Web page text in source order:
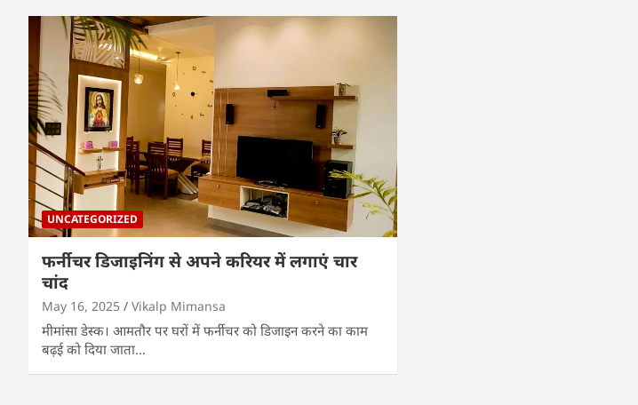
UNCATEGORIZED
फर्नीचर डिजाइनिंग से अपने करियर में लगाएं चार
चांद
May 16, 2025 Vikalp Mimansa
मीमांसा डेस्क। आमतौर पर घरों में फर्नीचर को डिजाइन करने का काम
बढ़ई को दिया जाता…